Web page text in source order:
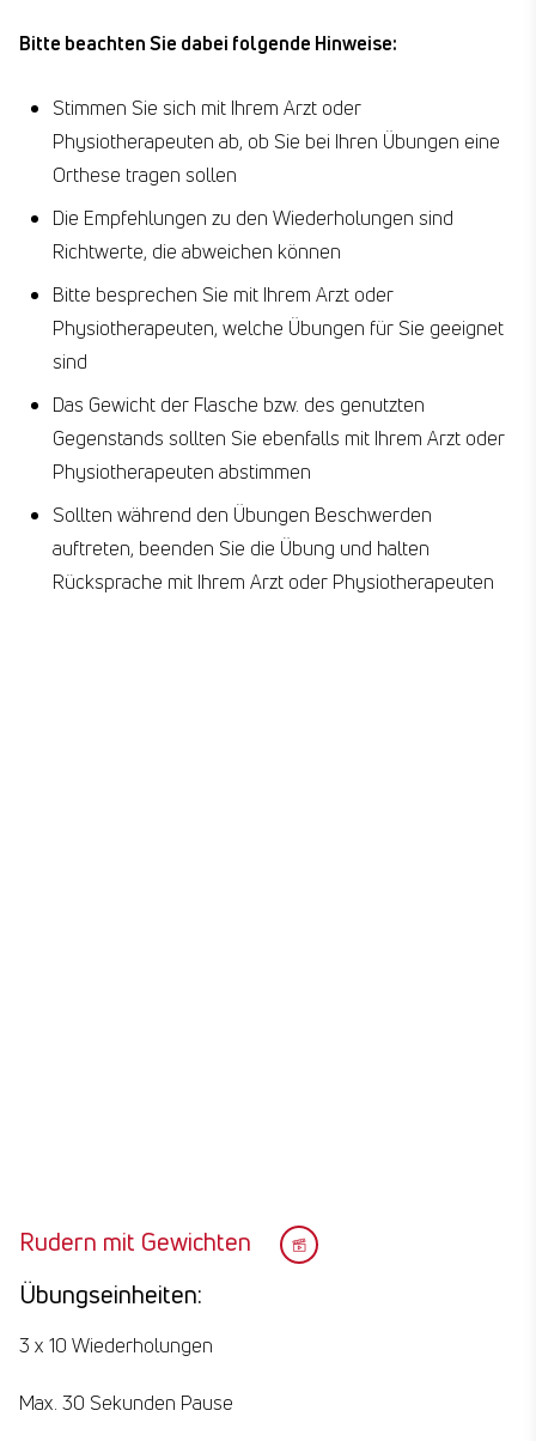
Bitte beachten Sie dabei folgende Hinweise:
Stimmen Sie sich mit Ihrem Arzt oder
Physiotherapeuten ab, ob Sie bei Ihren Übungen eine
Orthese tragen sollen
Die Empfehlungen zu den Wiederholungen sind
Richtwerte, die abweichen können
Bitte besprechen Sie mit Ihrem Arzt oder
Physiotherapeuten, welche Übungen für Sie geeignet
sind
Das Gewicht der Flasche bzw. des genutzten
Gegenstands sollten Sie ebenfalls mit Ihrem Arzt oder
Physiotherapeuten abstimmen
Sollten während den Übungen Beschwerden
auftreten, beenden Sie die Übung und halten
Rücksprache mit Ihrem Arzt oder Physiotherapeuten
Rudern mit Gewichten
Übungseinheiten:
3 x 10 Wiederholungen
Max. 30 Sekunden Pause